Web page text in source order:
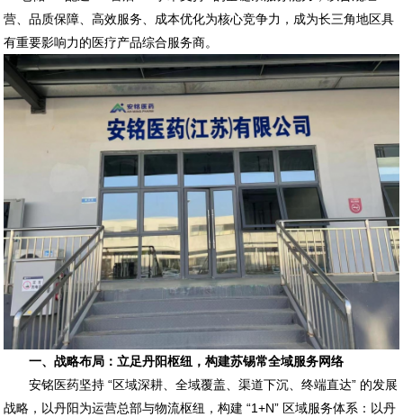
营、品质保障、高效服务、成本优化为核心竞争力，成为长三角地区具
有重要影响力的医疗产品综合服务商。
一、战略布局：立足丹阳枢纽，构建苏锡常全域服务网络
安铭医药坚持 “区域深耕、全域覆盖、渠道下沉、终端直达” 的发展
战略，以丹阳为运营总部与物流枢纽，构建 “1+N” 区域服务体系：以丹